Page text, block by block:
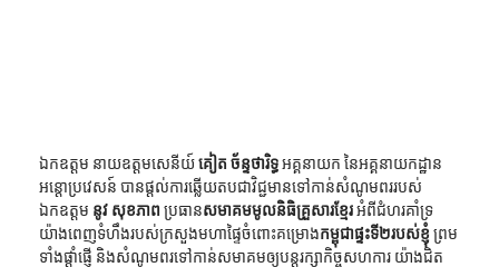
ឯកឧត្ដម នាយឧត្ដមសេនីយ៍ គៀត ច័ន្ទថារិទ្ធ អគ្គនាយក នៃអគ្គនាយកដ្ឋាន
អន្តោប្រវេសន៍ បានផ្ដល់ការឆ្លើយតបជាវិជ្ជមានទៅកាន់សំណូមពររបស់
ឯកឧត្ដម នូវ សុខភាព ប្រធានសមាគមមូលនិធិគ្រួសារខ្មែរ អំពីជំហរគាំទ្រ
យ៉ាងពេញទំហឹងរបស់ក្រសួងមហាផ្ទៃចំពោះគម្រោងកម្ពុជាផ្ទះទី២របស់ខ្ញុំ ព្រម
ទាំងផ្ដាំផ្ញើ និងសំណូមពរទៅកាន់សមាគមឲ្យបន្តរក្សាកិច្ចសហការ យ៉ាងជិត